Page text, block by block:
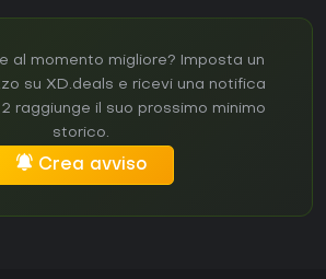
al momento migliore? Imposta un
su XD.deals e ricevi una notifica
raggiunge il suo prossimo minimo
storico.
Crea avviso